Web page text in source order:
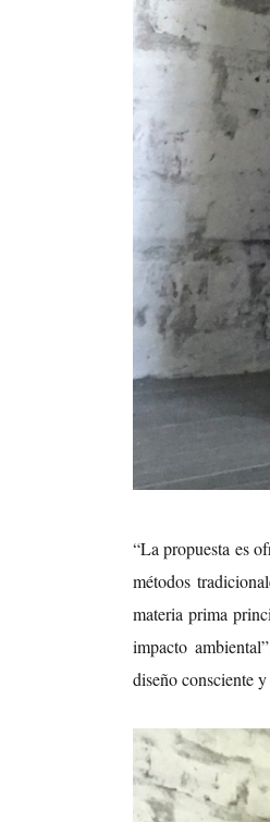
“La propuesta es
métodos
materia prima
impacto
diseño consciente